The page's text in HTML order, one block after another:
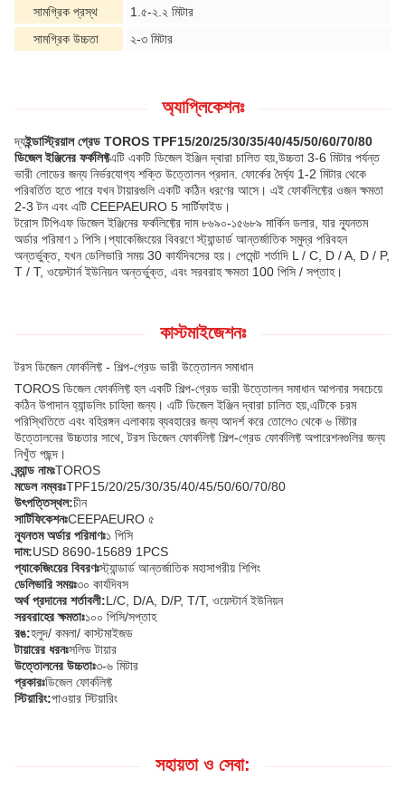
সামগ্রিক প্রস্থ
1.৫-২.২ মিটার
সামগ্রিক উচ্চতা
২-৩ মিটার
অ্যাপ্লিকেশনঃ
দ্যইন্ডাস্ট্রিয়াল গ্রেড TOROS TPF15/20/25/30/35/40/45/50/60/70/80
ডিজেল ইঞ্জিনের ফর্কলিফ্টএটি একটি ডিজেল ইঞ্জিন দ্বারা চালিত হয়,উচ্চতা 3-6 মিটার পর্যন্ত
ভারী লোডের জন্য নির্ভরযোগ্য শক্তি উত্তোলন প্রদান. ফোর্কের দৈর্ঘ্য 1-2 মিটার থেকে
পরিবর্তিত হতে পারে যখন টায়ারগুলি একটি কঠিন ধরণের আসে। এই ফোর্কলিফ্টের ওজন ক্ষমতা
2-3 টন এবং এটি CEEPAEURO 5 সার্টিফাইড।
টরোস টিপিএফ ডিজেল ইঞ্জিনের ফর্কলিফ্টের দাম ৮৬৯০-১৫৬৮৯ মার্কিন ডলার, যার ন্যূনতম
অর্ডার পরিমাণ ১ পিসি।প্যাকেজিংয়ের বিবরণে স্ট্যান্ডার্ড আন্তর্জাতিক সমুদ্র পরিবহন
অন্তর্ভুক্ত, যখন ডেলিভারি সময় 30 কার্যদিবসের হয়। পেমেন্ট শর্তাদি L / C, D / A, D / P,
T / T, ওয়েস্টার্ন ইউনিয়ন অন্তর্ভুক্ত, এবং সরবরাহ ক্ষমতা 100 পিসি / সপ্তাহ।
কাস্টমাইজেশনঃ
টরস ডিজেল ফোর্কলিফ্ট - শিল্প-গ্রেড ভারী উত্তোলন সমাধান
TOROS ডিজেল ফোর্কলিফ্ট হল একটি শিল্প-গ্রেড ভারী উত্তোলন সমাধান আপনার সবচেয়ে
কঠিন উপাদান হ্যান্ডলিং চাহিদা জন্য। এটি ডিজেল ইঞ্জিন দ্বারা চালিত হয়,এটিকে চরম
পরিস্থিতিতে এবং বহিরঙ্গন এলাকায় ব্যবহারের জন্য আদর্শ করে তোলে৩ থেকে ৬ মিটার
উত্তোলনের উচ্চতার সাথে, টরস ডিজেল ফোর্কলিফ্ট শিল্প-গ্রেড ফোর্কলিফ্ট অপারেশনগুলির জন্য
নিখুঁত পছন্দ।
ব্র্যান্ড নামঃTOROS
মডেল নম্বরঃTPF15/20/25/30/35/40/45/50/60/70/80
উৎপত্তিস্থল:চীন
সার্টিফিকেশনঃCEEPAEURO ৫
ন্যূনতম অর্ডার পরিমাণঃ১ পিসি
দাম:USD 8690-15689 1PCS
প্যাকেজিংয়ের বিবরণঃস্ট্যান্ডার্ড আন্তর্জাতিক মহাসাগরীয় শিপিং
ডেলিভারি সময়ঃ৩০ কার্যদিবস
অর্থ প্রদানের শর্তাবলী:L/C, D/A, D/P, T/T, ওয়েস্টার্ন ইউনিয়ন
সরবরাহের ক্ষমতাঃ১০০ পিসি/সপ্তাহ
রঙ:হলুদ/ কমলা/ কাস্টমাইজড
টায়ারের ধরনঃসলিড টায়ার
উত্তোলনের উচ্চতাঃ৩-৬ মিটার
প্রকারঃডিজেল ফোর্কলিফ্ট
স্টিয়ারিং:পাওয়ার স্টিয়ারিং
সহায়তা ও সেবা: